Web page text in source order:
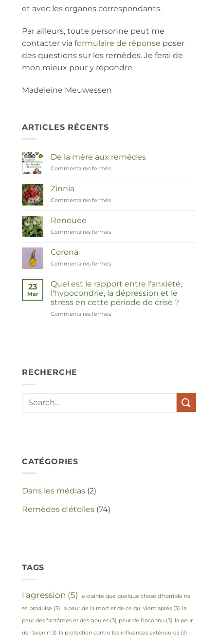
et avec les organes correspondants.
Par ailleurs, toute personne peut me
contacter via formulaire de réponse poser
des questions sur les remèdes. Je ferai de
mon mieux pour y répondre.
Madeleine Meuwessen
ARTICLES RÉCENTS
De la mère aux remèdes
Commentaires fermés
Zinnia
Commentaires fermés
Renouée
Commentaires fermés
Corona
Commentaires fermés
23
Mar
Quel est le rapport entre l'anxiété,
l'hypocondrie, la dépression et le
stress en cette période de crise ?
Commentaires fermés
in
RECHERCHE
CATÉGORIES
Dans les médias (2)
Remèdes d'étoiles (74)
TAGS
l'agression (5) la crainte que quelque chose d'horrible ne
se produise (3) la peur de la mort et de ce qui vient après (3) la
peur des fantômes et des goules (3) peur de l'inconnu (3) la peur
de l'avenir (3) la protection contre les influences extérieures (3)